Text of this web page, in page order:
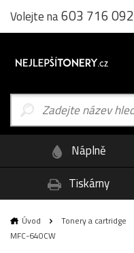
Volejte na603 716 092
Náplně
Tiskárny
Úvod Tonery a cartridge
MFC-640CW